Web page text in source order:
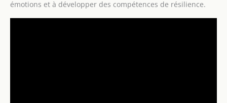
émotions et à développer des compétences de résilience.